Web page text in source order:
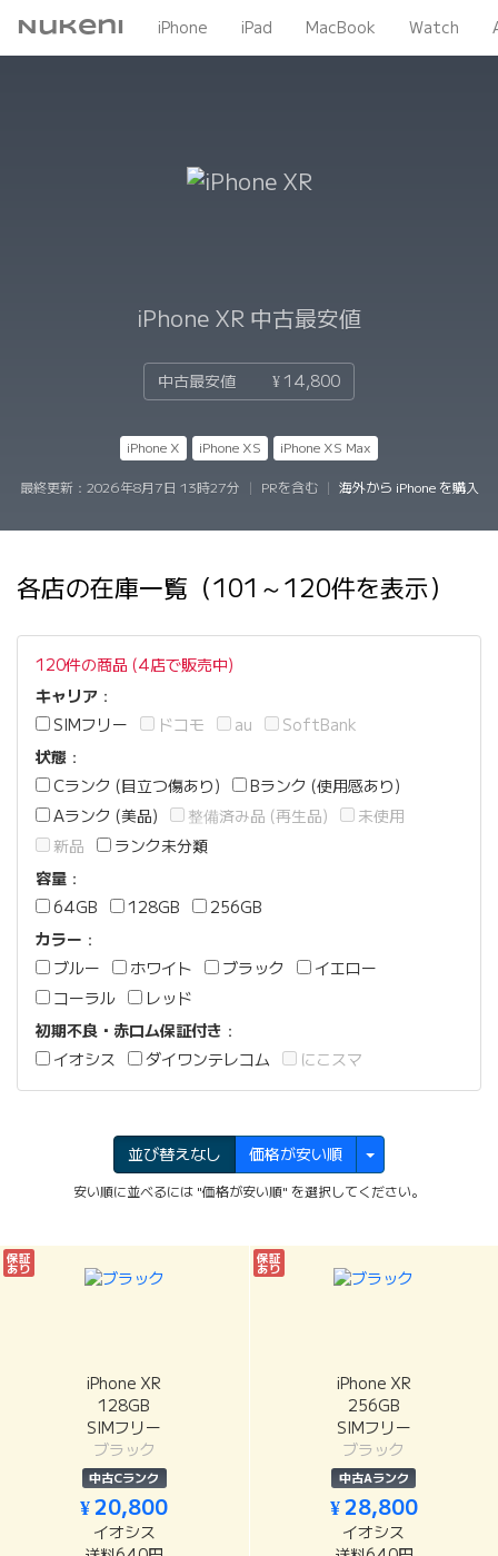
Nukeni iPhone iPad MacBook Watch
iPhone XR 中古最安値
中古最安値 ¥ 14,800
iPhone X iPhone XS iPhone XS Max
最終更新： 2026年8月7日 13時27分 PRを含む 海外から iPhone を購入
各店の在庫一覧（101～120件を表示）
120件の商品 (4店で販売中)
キャリア ：
SIMフリー
ドコモ au
SoftBank
状態 ：
Cランク (目立つ傷あり)
Bランク (使用感あり)
Aランク (美品)
整備済み品 (再生品)
未使用
新品
ランク未分類
容量 ：
64GB
128GB
256GB
カラー ：
ブルー
ホワイト ブラック
イエロー
コーラル
レッド
初期不良・赤ロム保証付き ：
イオシス
ダイワンテレコム にこスマ
並び替えなし 価格が安い順
安い順に並べるには "価格が安い順" を選択してください。
保証
あり
iPhone XR
128GB
SIMフリー
ブラック
中古Cランク
¥ 20,800
イオシス
保証
あり
iPhone XR
256GB
SIMフリー
ブラック
中古Aランク
¥ 28,800
イオシス